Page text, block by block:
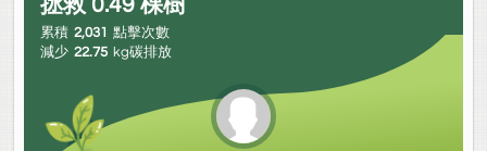
拯救 0.49 棵樹
累積 2,031 點擊次數
減少 22.75 kg碳排放